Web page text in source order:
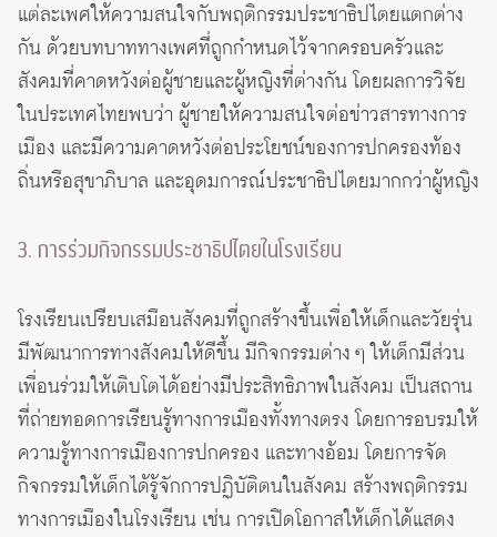
แต่ละเพศให้ความสนใจกับพฤติกรรมประชาธิปไตยแตกต่าง
กัน ด้วยบทบาททางเพศที่ถูกกำหนดไว้จากครอบครัวและ
สังคมที่คาดหวังต่อผู้ชายและผู้หญิงที่ต่างกัน โดยผลการวิจัย
ในประเทศไทยพบว่า ผู้ชายให้ความสนใจต่อข่าวสารทางการ
เมือง และมีความคาดหวังต่อประโยชน์ของการปกครองท้อง
ถิ่นหรือสุขาภิบาล และอุดมการณ์ประชาธิปไตยมากกว่าผู้หญิง
3. การร่วมกิจกรรมประชาธิปไตยในโรงเรียน
โรงเรียนเปรียบเสมือนสังคมที่ถูกสร้างขึ้นเพื่อให้เด็กและวัยรุ่น
มีพัฒนาการทางสังคมให้ดีขึ้น มีกิจกรรมต่าง ๆ ให้เด็กมีส่วน
เพื่อนร่วมให้เติบโตได้อย่างมีประสิทธิภาพในสังคม เป็นสถาน
ที่ถ่ายทอดการเรียนรู้ทางการเมืองทั้งทางตรง โดยการอบรมให้
ความรู้ทางการเมืองการปกครอง และทางอ้อม โดยการจัด
กิจกรรมให้เด็กได้รู้จักการปฏิบัติตนในสังคม สร้างพฤติกรรม
ทางการเมืองในโรงเรียน เช่น การเปิดโอกาสให้เด็กได้แสดง